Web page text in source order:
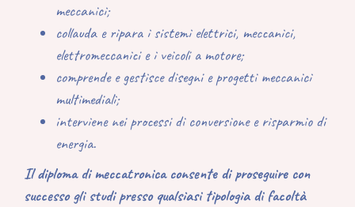
meccanici;
collauda e ripara i sistemi elettrici, meccanici,
elettromeccanici e i veicoli a motore;
comprende e gestiscedisegni e progetti meccanici
multimediali;
interviene nei processi di conversione e risparmio di
energia.
Il diploma di meccatronica consente di proseguire con
successo gli studi presso qualsiasi tipologia di facoltà